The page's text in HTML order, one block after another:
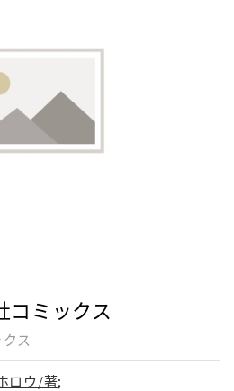
コミックス
ス
ロウ/著;